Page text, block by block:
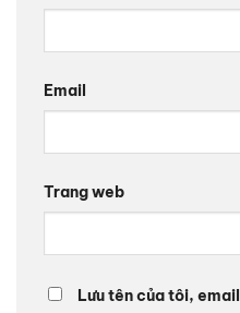
Email
Trang web
Lưu tên của tôi,